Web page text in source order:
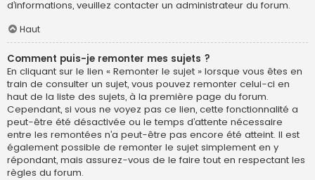
d’informations, veuillez contacter un administrateur du forum.
Haut
Comment puis-je remonter mes sujets ?
En cliquant sur le lien « Remonter le sujet » lorsque vous êtes en
train de consulter un sujet, vous pouvez remonter celui-ci en
haut de la liste des sujets, à la première page du forum.
Cependant, si vous ne voyez pas ce lien, cette fonctionnalité a
peut-être été désactivée ou le temps d’attente nécessaire
entre les remontées n’a peut-être pas encore été atteint. Il est
également possible de remonter le sujet simplement en y
répondant, mais assurez-vous de le faire tout en respectant les
règles du forum.